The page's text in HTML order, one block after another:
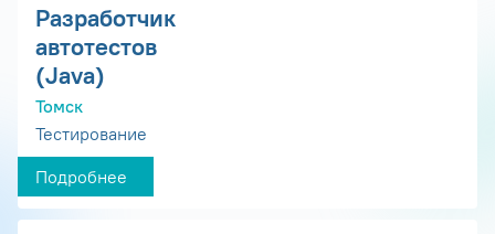
Разработчик
автотестов
(Java)
Томск
Тестирование
Подробнее